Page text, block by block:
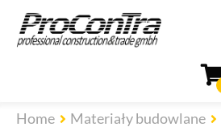
Home Materiały budowlane